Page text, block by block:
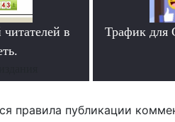
в
Трафик для
правила публикации